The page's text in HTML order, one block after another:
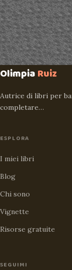
OlimpiaRuiz
Autrice di libri per
completare…
ESPLORA
I miei libri
Blog
Chi sono
Vignette
Risorse gratuite
SEGUIMI